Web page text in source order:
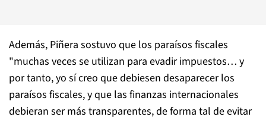
Además, Piñera sostuvo que los paraísos fiscales
"muchas veces se utilizan para evadir impuestos… y
por tanto, yo sí creo que debiesen desaparecer los
paraísos fiscales, y que las finanzas internacionales
debieran ser más transparentes, de forma tal de evitar